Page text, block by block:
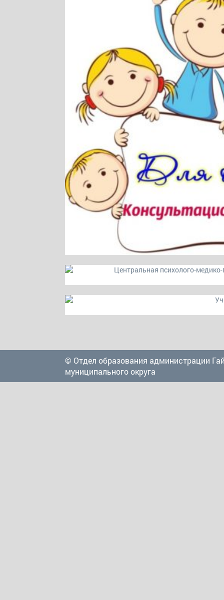
© Отдел образования администрации
муниципального округа